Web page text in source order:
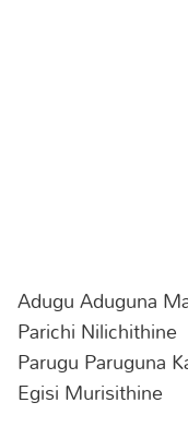
Adugu Aduguna
Parichi Nilichithine
Parugu Paruguna
Egisi Murisithine